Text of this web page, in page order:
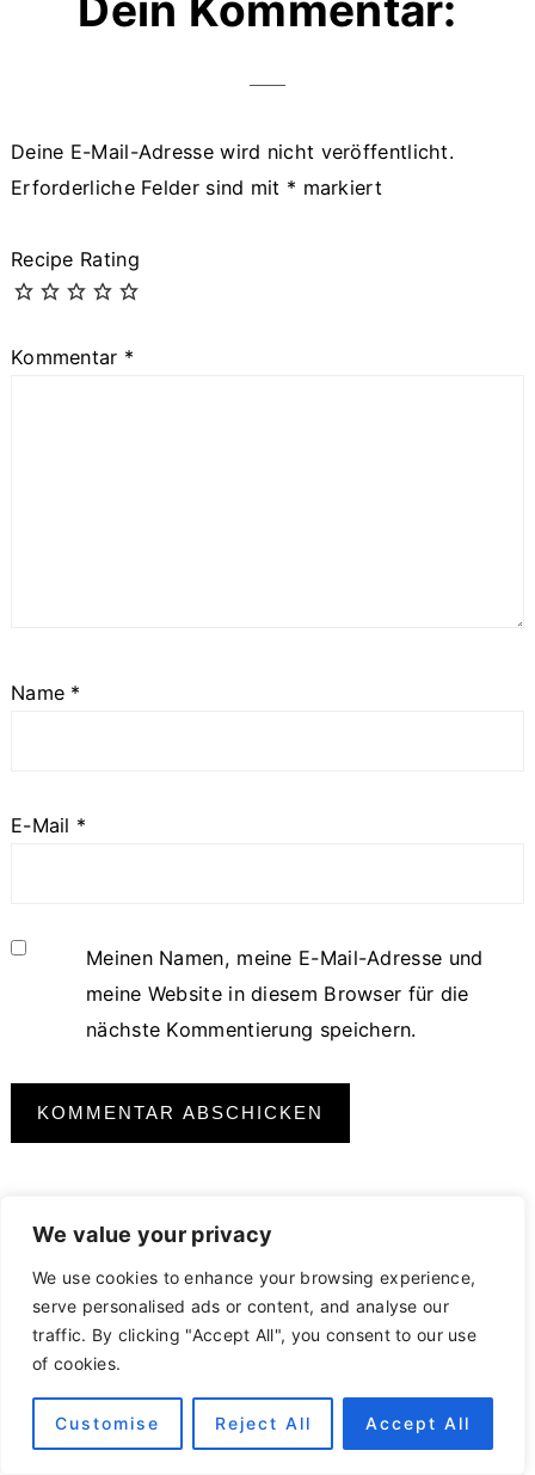
We value your privacy
We use cookies to enhance your browsing experience,
serve personalised ads or content, and analyse our
traffic. By clicking "Accept All", you consent to our use
of cookies.
Customise Reject All Accept All
Deine E-Mail-Adresse wird nicht veröffentlicht.
Erforderliche Felder sind mit * markiert
Recipe Rating
Kommentar *
Name *
E-Mail *
Meinen Namen, meine E-Mail-Adresse und
meine Website in diesem Browser für die
nächste Kommentierung speichern.
Primary
Sidebar